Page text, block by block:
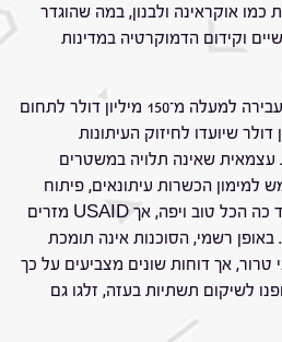
כמו אוקראינה ולבנון, במה שהוגדר
וקידום הדמוקרטיה במדינות
בשנת 2024 בלבד, USAID העבירה למעלה מ־150 מיליון דולר לתחום
מתוכם כ־40 מיליון דולר שיועדו לחיזוק העיתונות
שאינה תלויה במשטרים
למימון הכשרות עיתונאים, פיתוח
אתרים והפקת תוכן עצמאי.עד כה הכל טוב ויפה, אך USAID מזרים
רשמי, הסוכנות אינה תומכת
טרור, אך דוחות שונים מצביעים על כך
לשיקום תשתיות בעזה, זלגו גם